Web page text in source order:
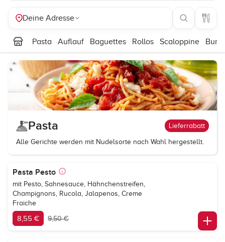
Deine Adresse
Pasta Auflauf Baguettes Rollos Scaloppine
Pasta Lieferrabatt
Alle Gerichte werden mit Nudelsorte nach Wahl hergestellt.
Pasta Pesto
mit Pesto, Sahnesauce, Hähnchenstreifen,
Champignons, Rucola, Jalapenos, Creme
Fraiche
8,55 € 9,50 €